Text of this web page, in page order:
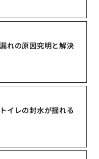
れの原因究明と解決
イレの封水が揺れる